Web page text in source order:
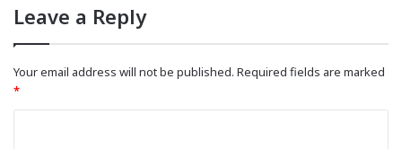
Leave a Reply
Your email address will not be published. Required fields are marked
*